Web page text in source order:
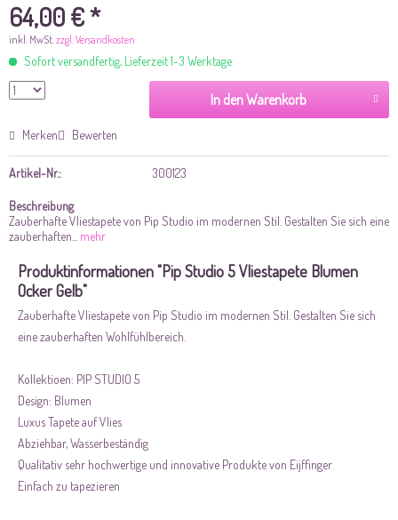
64,00 € *
inkl. MwSt.zzgl. Versandkosten
Sofort versandfertig, Lieferzeit 1-3 Werktage
In den Warenkorb
Merken Bewerten
Artikel-Nr.: 300123
Beschreibung
Zauberhafte Vliestapete von Pip Studio im modernen Stil. Gestalten Sie sich eine
zauberhaften...
mehr
Produktinformationen "Pip Studio 5 Vliestapete Blumen
Ocker Gelb"
Zauberhafte Vliestapete von Pip Studio im modernen Stil. Gestalten Sie sich
eine zauberhaften Wohlfühlbereich.
Kollektioen: PIP STUDIO 5
Design: Blumen
Luxus Tapete auf Vlies
Abziehbar, Wasserbeständig
Qualitativ sehr hochwertige und innovative Produkte von Eijffinger
Einfach zu tapezieren